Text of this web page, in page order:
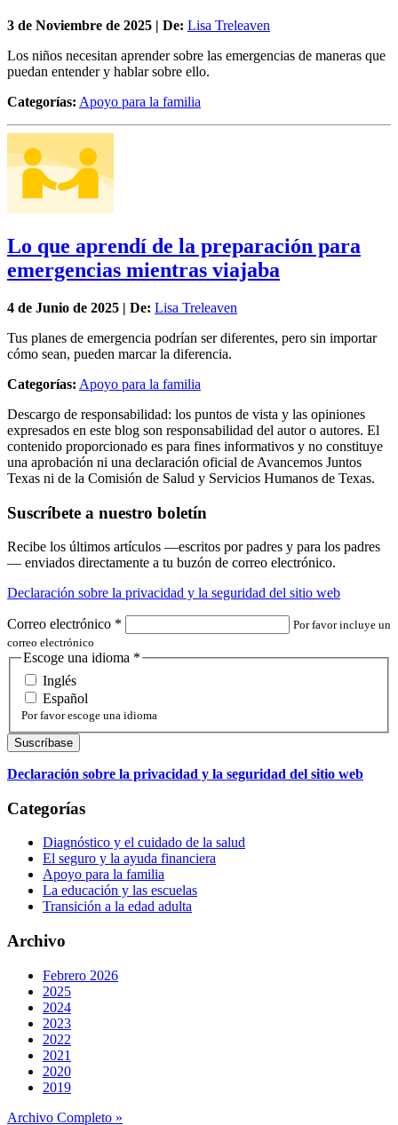
3 de Noviembre de 2025 | De: Lisa Treleaven
Los niños necesitan aprender sobre las emergencias de maneras que
puedan entender y hablar sobre ello.
Categorías: Apoyo para la familia
Lo que aprendí de la preparación para
emergencias mientras viajaba
4 de Junio de 2025 | De: Lisa Treleaven
Tus planes de emergencia podrían ser diferentes, pero sin importar
cómo sean, pueden marcar la diferencia.
Categorías: Apoyo para la familia
Descargo de responsabilidad: los puntos de vista y las opiniones
expresados en este blog son responsabilidad del autor o autores. El
contenido proporcionado es para fines informativos y no constituye
una aprobación ni una declaración oficial de Avancemos Juntos
Texas ni de la Comisión de Salud y Servicios Humanos de Texas.
Suscríbete a nuestro boletín
Recibe los últimos artículos —escritos por padres y para los padres
— enviados directamente a tu buzón de correo electrónico.
Declaración sobre la privacidad y la seguridad del sitio web
Correo electrónico *
Por favor incluye un
correo electrónico
Escoge una idioma *
Inglés
Español
Por favor escoge una idioma
Declaración sobre la privacidad y la seguridad del sitio web
Categorías
Diagnóstico y el cuidado de la salud
El seguro y la ayuda financiera
Apoyo para la familia
La educación y las escuelas
Transición a la edad adulta
Archivo
Febrero 2026
2025
2024
2023
2022
2021
2020
2019
Archivo Completo »